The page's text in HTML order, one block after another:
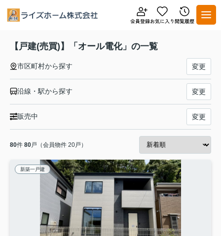
【戸建(売買)】「オール電化」の一覧
市区町村から探す 変更
沿線・駅から探す 変更
販売中 変更
80件 80戸（会員物件 20戸）
新築一戸建